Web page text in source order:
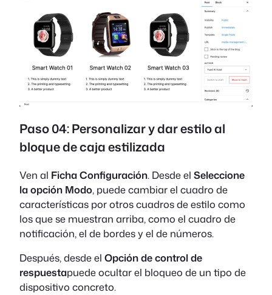
Paso 04: Personalizar y dar estilo al
bloque de caja estilizada
Ven al Ficha Configuración. Desde el Seleccione
la opción Modo, puede cambiar el cuadro de
características por otros cuadros de estilo como
los que se muestran arriba, como el cuadro de
notificación, el de bordes y el de números.
Después, desde el Opción de control de
respuestapuede ocultar el bloqueo de un tipo de
dispositivo concreto.